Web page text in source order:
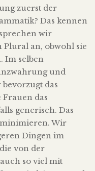
zuerst der
Das kennen
wir
an, obwohl sie
Im selben
und
das
das
generisch. Das
Wir
Dingen im
von der
so viel mit